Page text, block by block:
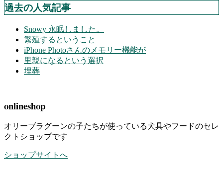
過去の人気記事
Snowy 永眠しました。
繁殖するということ
iPhone Photoさんのメモリー機能が
里親になるという選択
埋葬
onlineshop
オリーブラグーンの子たちが使っている犬具やフードのセレ
クトショップです
ショップサイトへ